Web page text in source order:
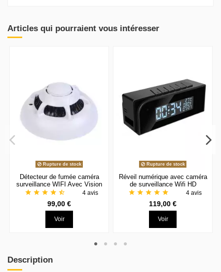
Articles qui pourraient vous intéresser
Rupture de stock
Détecteur de fumée caméra
surveillance WIFI Avec Vision
à Distance
star star star star star_half 4 avis
99,00 €
Voir
Rupture de stock
Réveil numérique avec caméra
de surveillance Wifi HD
star star star star star 4 avis
119,00 €
Voir
Description